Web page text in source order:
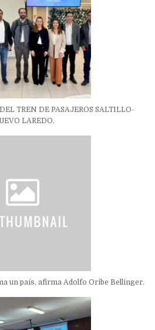
TREN DE PASAJEROS SALTILLO-
LAREDO.
un país, afirma Adolfo Oribe Bellinger.